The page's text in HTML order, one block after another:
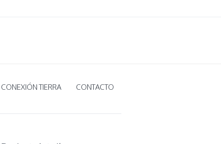
CONEXIÓN TIERRA CONTACTO